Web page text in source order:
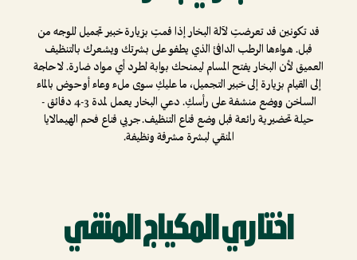
قد تكونين قد تعرضتِ لآلة البخار إذا قمتِ بزيارة خبير تجميل للوجه من
قبل. هواءها الرطب الدافئ الذي يطفو على بشرتك ويشعرك بالتنظيف
العميق لأن البخار يفتح المسام ليمنحك بوابة لطرد أي مواد ضارة. لا حاجة
إلى القيام بزيارة إلى خبير التجميل، ما عليكِ سوى ملء وعاء أو حوض بالماء
الساخن ووضع منشفة على رأسكِ. دعي البخار يعمل لمدة 3-4 دقائق -
حيلة تحضيرية رائعة قبل وضع قناع التنظيف. جربي قناع فحم الهيمالايا
المنقي لبشرة مشرقة ونظيفة.
اختاري المكياج المنقي